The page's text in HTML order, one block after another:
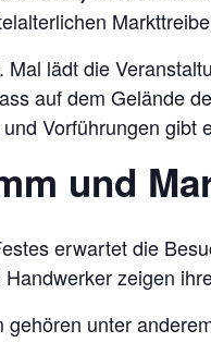
Mal lädt die
auf dem Gelände
Vorführungen gibt
und
erwartet die
Handwerker zeigen
gehören unter